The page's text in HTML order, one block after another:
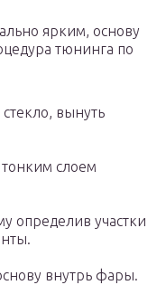
ярким, основу
тюнинга по
вынуть
тонким слоем
определив участки
внутрь фары.